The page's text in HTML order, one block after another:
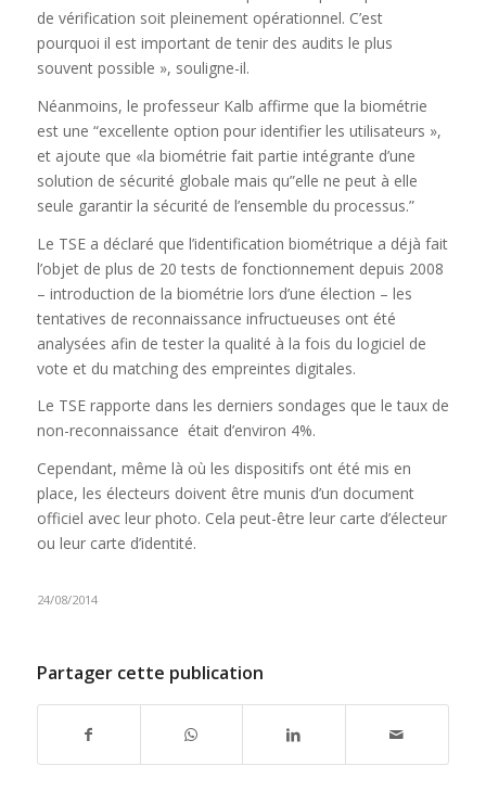
de vérification soit pleinement opérationnel. C’est
pourquoi il est important de tenir des audits le plus
souvent possible », souligne-il.
Néanmoins, le professeur Kalb affirme que la biométrie
est une “excellente option pour identifier les utilisateurs »,
et ajoute que «la biométrie fait partie intégrante d’une
solution de sécurité globale mais qu”elle ne peut à elle
seule garantir la sécurité de l’ensemble du processus.”
Le TSE a déclaré que l’identification biométrique a déjà fait
l’objet de plus de 20 tests de fonctionnement depuis 2008
– introduction de la biométrie lors d’une élection – les
tentatives de reconnaissance infructueuses ont été
analysées afin de tester la qualité à la fois du logiciel de
vote et du matching des empreintes digitales.
Le TSE rapporte dans les derniers sondages que le taux de
non-reconnaissance était d’environ 4%.
Cependant, même là où les dispositifs ont été mis en
place, les électeurs doivent être munis d’un document
officiel avec leur photo. Cela peut-être leur carte d’électeur
ou leur carte d’identité.
24/08/2014
Partager cette publication